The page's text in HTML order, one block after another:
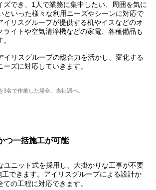
ズでき、1人で業務に集中したい、周囲を気に
といった様々な利用ニーズやシーンに対応で
イリスグループが提供する机やイスなどのオ
ライトや空気清浄機などの家電、各種備品も
イリスグループの総合力を活かし、変化する
ズに対応していきます。
名で作業した場合。当社調べ。
つ一括施工が可能
ユニット式を採用し、大掛かりな工事が不要
工できます。アイリスグループによる設計か
の工程に対応できます。